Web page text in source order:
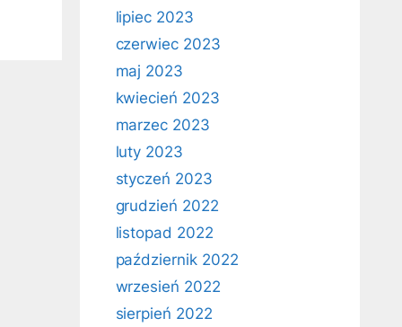
lipiec 2023
czerwiec 2023
maj 2023
kwiecień 2023
marzec 2023
luty 2023
styczeń 2023
grudzień 2022
listopad 2022
październik 2022
wrzesień 2022
sierpień 2022